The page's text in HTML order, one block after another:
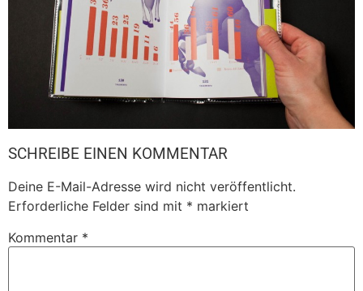
SCHREIBE EINEN KOMMENTAR
Deine E-Mail-Adresse wird nicht veröffentlicht.
Erforderliche Felder sind mit * markiert
Kommentar *